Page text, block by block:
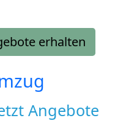
erhalten
Angebote